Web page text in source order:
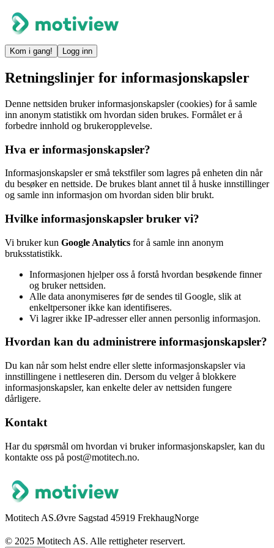
Kom i gang! Logg inn
Retningslinjer for informasjonskapsler
Denne nettsiden bruker informasjonskapsler (cookies) for å samle
inn anonym statistikk om hvordan siden brukes. Formålet er å
forbedre innhold og brukeropplevelse.
Hva er informasjonskapsler?
Informasjonskapsler er små tekstfiler som lagres på enheten din når
du besøker en nettside. De brukes blant annet til å huske innstillinger
og samle inn informasjon om hvordan siden blir brukt.
Hvilke informasjonskapsler bruker vi?
Vi bruker kun Google Analytics for å samle inn anonym
bruksstatistikk.
Informasjonen hjelper oss å forstå hvordan besøkende finner
og bruker nettsiden.
Alle data anonymiseres før de sendes til Google, slik at
enkeltpersoner ikke kan identifiseres.
Vi lagrer ikke IP-adresser eller annen personlig informasjon.
Hvordan kan du administrere informasjonskapsler?
Du kan når som helst endre eller slette informasjonskapsler via
innstillingene i nettleseren din. Dersom du velger å blokkere
informasjonskapsler, kan enkelte deler av nettsiden fungere
dårligere.
Kontakt
Har du spørsmål om hvordan vi bruker informasjonskapsler, kan du
kontakte oss på post@motitech.no.
Motitech AS.Øvre Sagstad 45919 FrekhaugNorge
© 2025 Motitech AS. Alle rettigheter reservert.